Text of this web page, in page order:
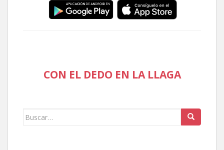
CON EL DEDO EN LA LLAGA
Buscar: